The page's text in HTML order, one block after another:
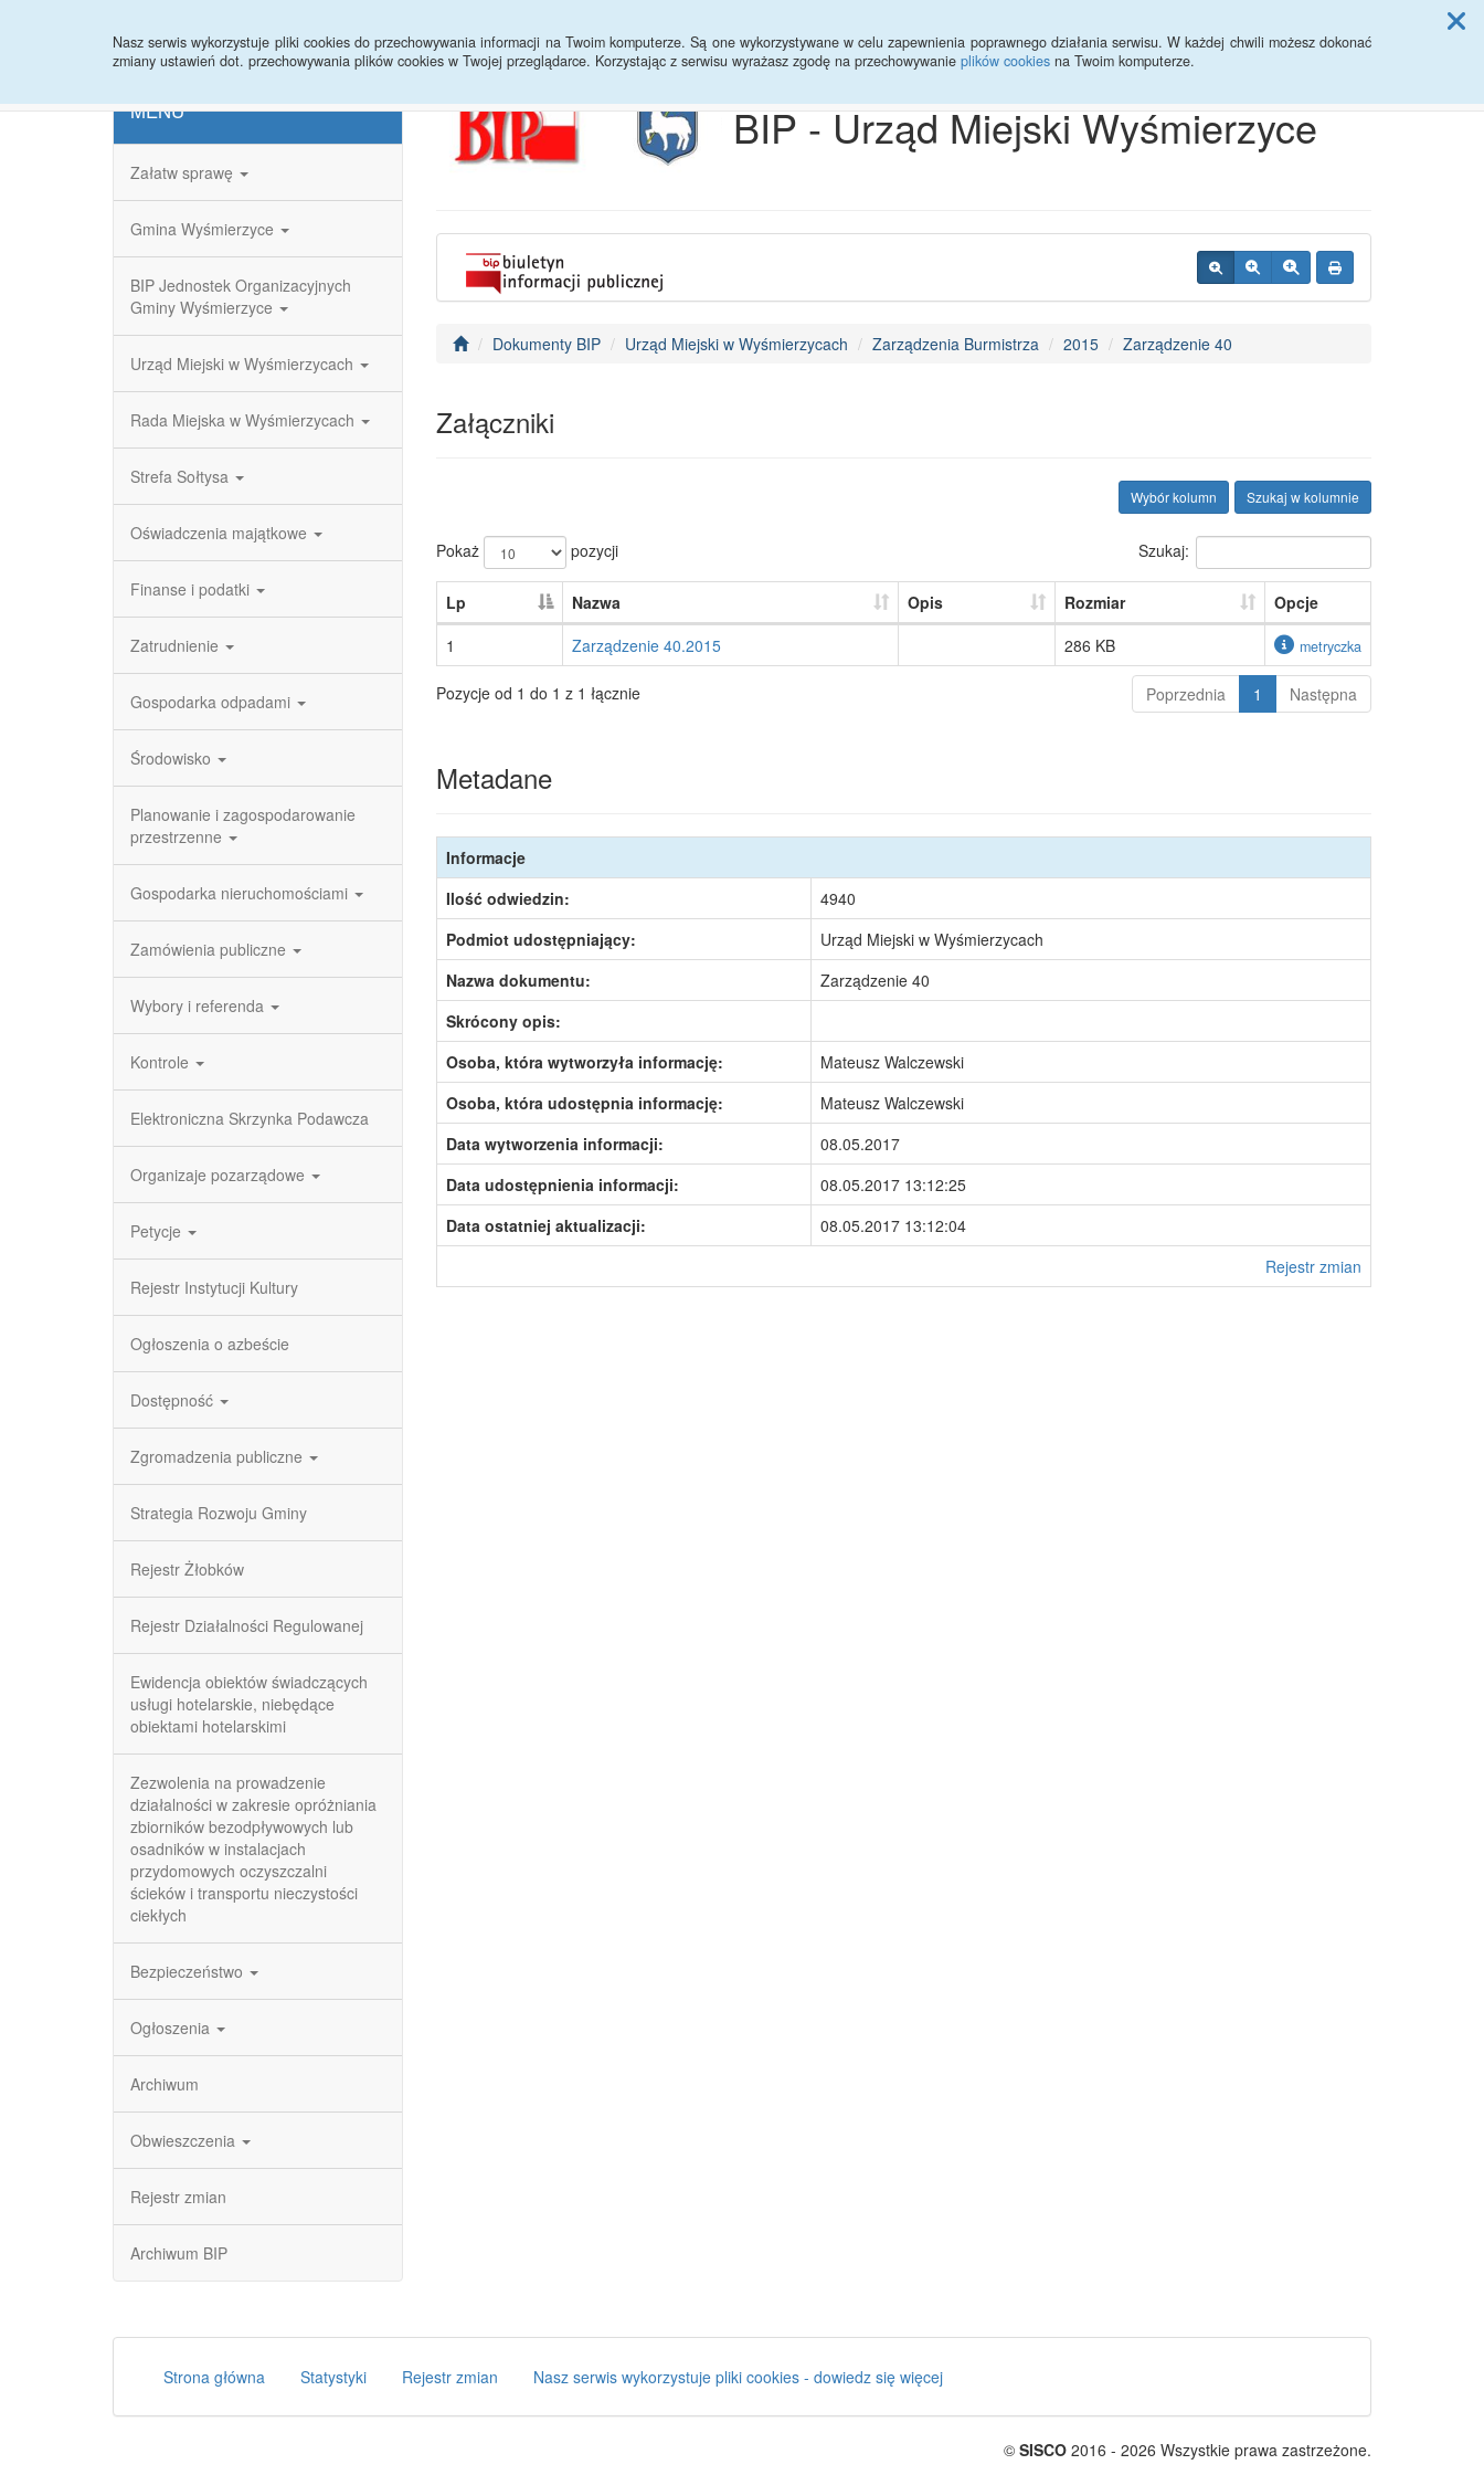
Nasz serwis wykorzystuje pliki cookies do przechowywania informacji na Twoim komputerze. Są one wykorzystywane w celu zapewnienia poprawnego działania serwisu. W każdej chwili możesz dokonać
zmiany ustawień dot. przechowywania plików cookies w Twojej przeglądarce. Korzystając z serwisu wyrażasz zgodę na przechowywanie plików cookies na Twoim komputerze.
Przycisk wyszukaj duży
MENU
Załatw sprawę
Gmina Wyśmierzyce
BIP Jednostek Organizacyjnych
Gminy Wyśmierzyce
Urząd Miejski w Wyśmierzycach
Rada Miejska w Wyśmierzycach
Strefa Sołtysa
Oświadczenia majątkowe
Finanse i podatki
Zatrudnienie
Gospodarka odpadami
Środowisko
Planowanie i zagospodarowanie
przestrzenne
Gospodarka nieruchomościami
Zamówienia publiczne
Wybory i referenda
Kontrole
Elektroniczna Skrzynka Podawcza
Organizaje pozarządowe
Petycje
Rejestr Instytucji Kultury
Ogłoszenia o azbeście
Dostępność
Zgromadzenia publiczne
Strategia Rozwoju Gminy
Rejestr Żłobków
Rejestr Działalności Regulowanej
Ewidencja obiektów świadczących
usługi hotelarskie, niebędące
obiektami hotelarskimi
Zezwolenia na prowadzenie
działalności w zakresie opróżniania
zbiorników bezodpływowych lub
osadników w instalacjach
przydomowych oczyszczalni
ścieków i transportu nieczystości
ciekłych
Bezpieczeństwo
Ogłoszenia
Archiwum
Obwieszczenia
Rejestr zmian
Archiwum BIP
BIP - Urząd Miejski Wyśmierzyce
Dokumenty BIP Urząd Miejski w Wyśmierzycach Zarządzenia Burmistrza 2015 Zarządzenie 40
Załączniki
Szukaj w kolumnie
Wybór kolumn
Pokaż pozycji Szukaj:
Lp Nazwa Opis Rozmiar
Opcje
1
Zarządzenie 40.2015 286 KB metryczka
Pozycje od 1 do 1 z 1 łącznie Poprzednia 1 Następna
Metadane
Informacje
Ilość odwiedzin:
4940
Podmiot udostępniający:
Urząd Miejski w Wyśmierzycach
Nazwa dokumentu:
Zarządzenie 40
Skrócony opis:
Osoba, która wytworzyła informację:
Mateusz Walczewski
Osoba, która udostępnia informację:
Mateusz Walczewski
Data wytworzenia informacji:
08.05.2017
Data udostępnienia informacji:
08.05.2017 13:12:25
Data ostatniej aktualizacji:
08.05.2017 13:12:04
Rejestr zmian
Strona główna Statystyki Rejestr zmian Nasz serwis wykorzystuje pliki cookies - dowiedz się więcej
© SISCO 2016 - 2026 Wszystkie prawa zastrzeżone.